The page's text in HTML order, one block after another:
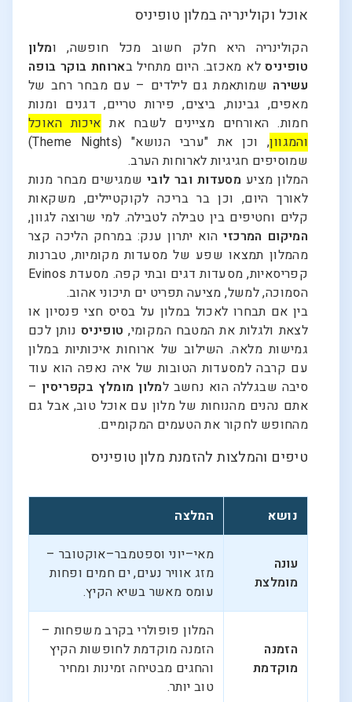
אוכל וקולינריה במלון טופיניס
הקולינריה היא חלק חשוב מכל חופשה, ומלון
טופיניסלא מאכזב. היום מתחיל בארוחת בוקר בופה
עשירה שמותאמת גם לילדים – עם מבחר רחב של
מאפים, גבינות, ביצים, פירות טריים, דגנים ומנות
חמות. האורחים מציינים לשבח את איכות האוכל
והמגוון
, וכן את "ערבי הנושא" (Theme Nights)
שמוסיפים חגיגיות לארוחות הערב.
המלון מציע מסעדות ובר לובי שמגישים מבחר מנות
לאורך היום, וכן בר בריכה לקוקטיילים, משקאות
קלים וחטיפים בין טבילה לטבילה. למי שרוצה לגוון,
המיקום המרכזיהוא יתרון ענק: במרחק הליכה קצר
מהמלון תמצאו שפע של מסעדות מקומיות, טברנות
קפריסאיות, מסעדות דגים ובתי קפה. מסעדת Evinos
הסמוכה, למשל, מציעה תפריט ים תיכוני אהוב.
בין אם תבחרו לאכול במלון על בסיס חצי פנסיון או
לצאת ולגלות את המטבח המקומי, טופיניס נותן לכם
גמישות מלאה. השילוב של ארוחות איכותיות במלון
עם קרבה למסעדות הטובות של איה נאפה הוא עוד
סיבה שבגללה הוא נחשב למלון מומלץ בקפריסין –
אתם נהנים מהנוחות של מלון עם אוכל טוב, אבל גם
מהחופש לחקור את הטעמים המקומיים.
טיפים והמלצות להזמנת מלון טופיניס
נושא המלצה
עונה
מומלצת
מאי–יוני וספטמבר–אוקטובר –
מזג אוויר נעים, ים חמים ופחות
עומס מאשר בשיא הקיץ.
הזמנה
מוקדמת
המלון פופולרי בקרב משפחות –
הזמנה מוקדמת לחופשות הקיץ
והחגים מבטיחה זמינות ומחיר
טוב יותר.